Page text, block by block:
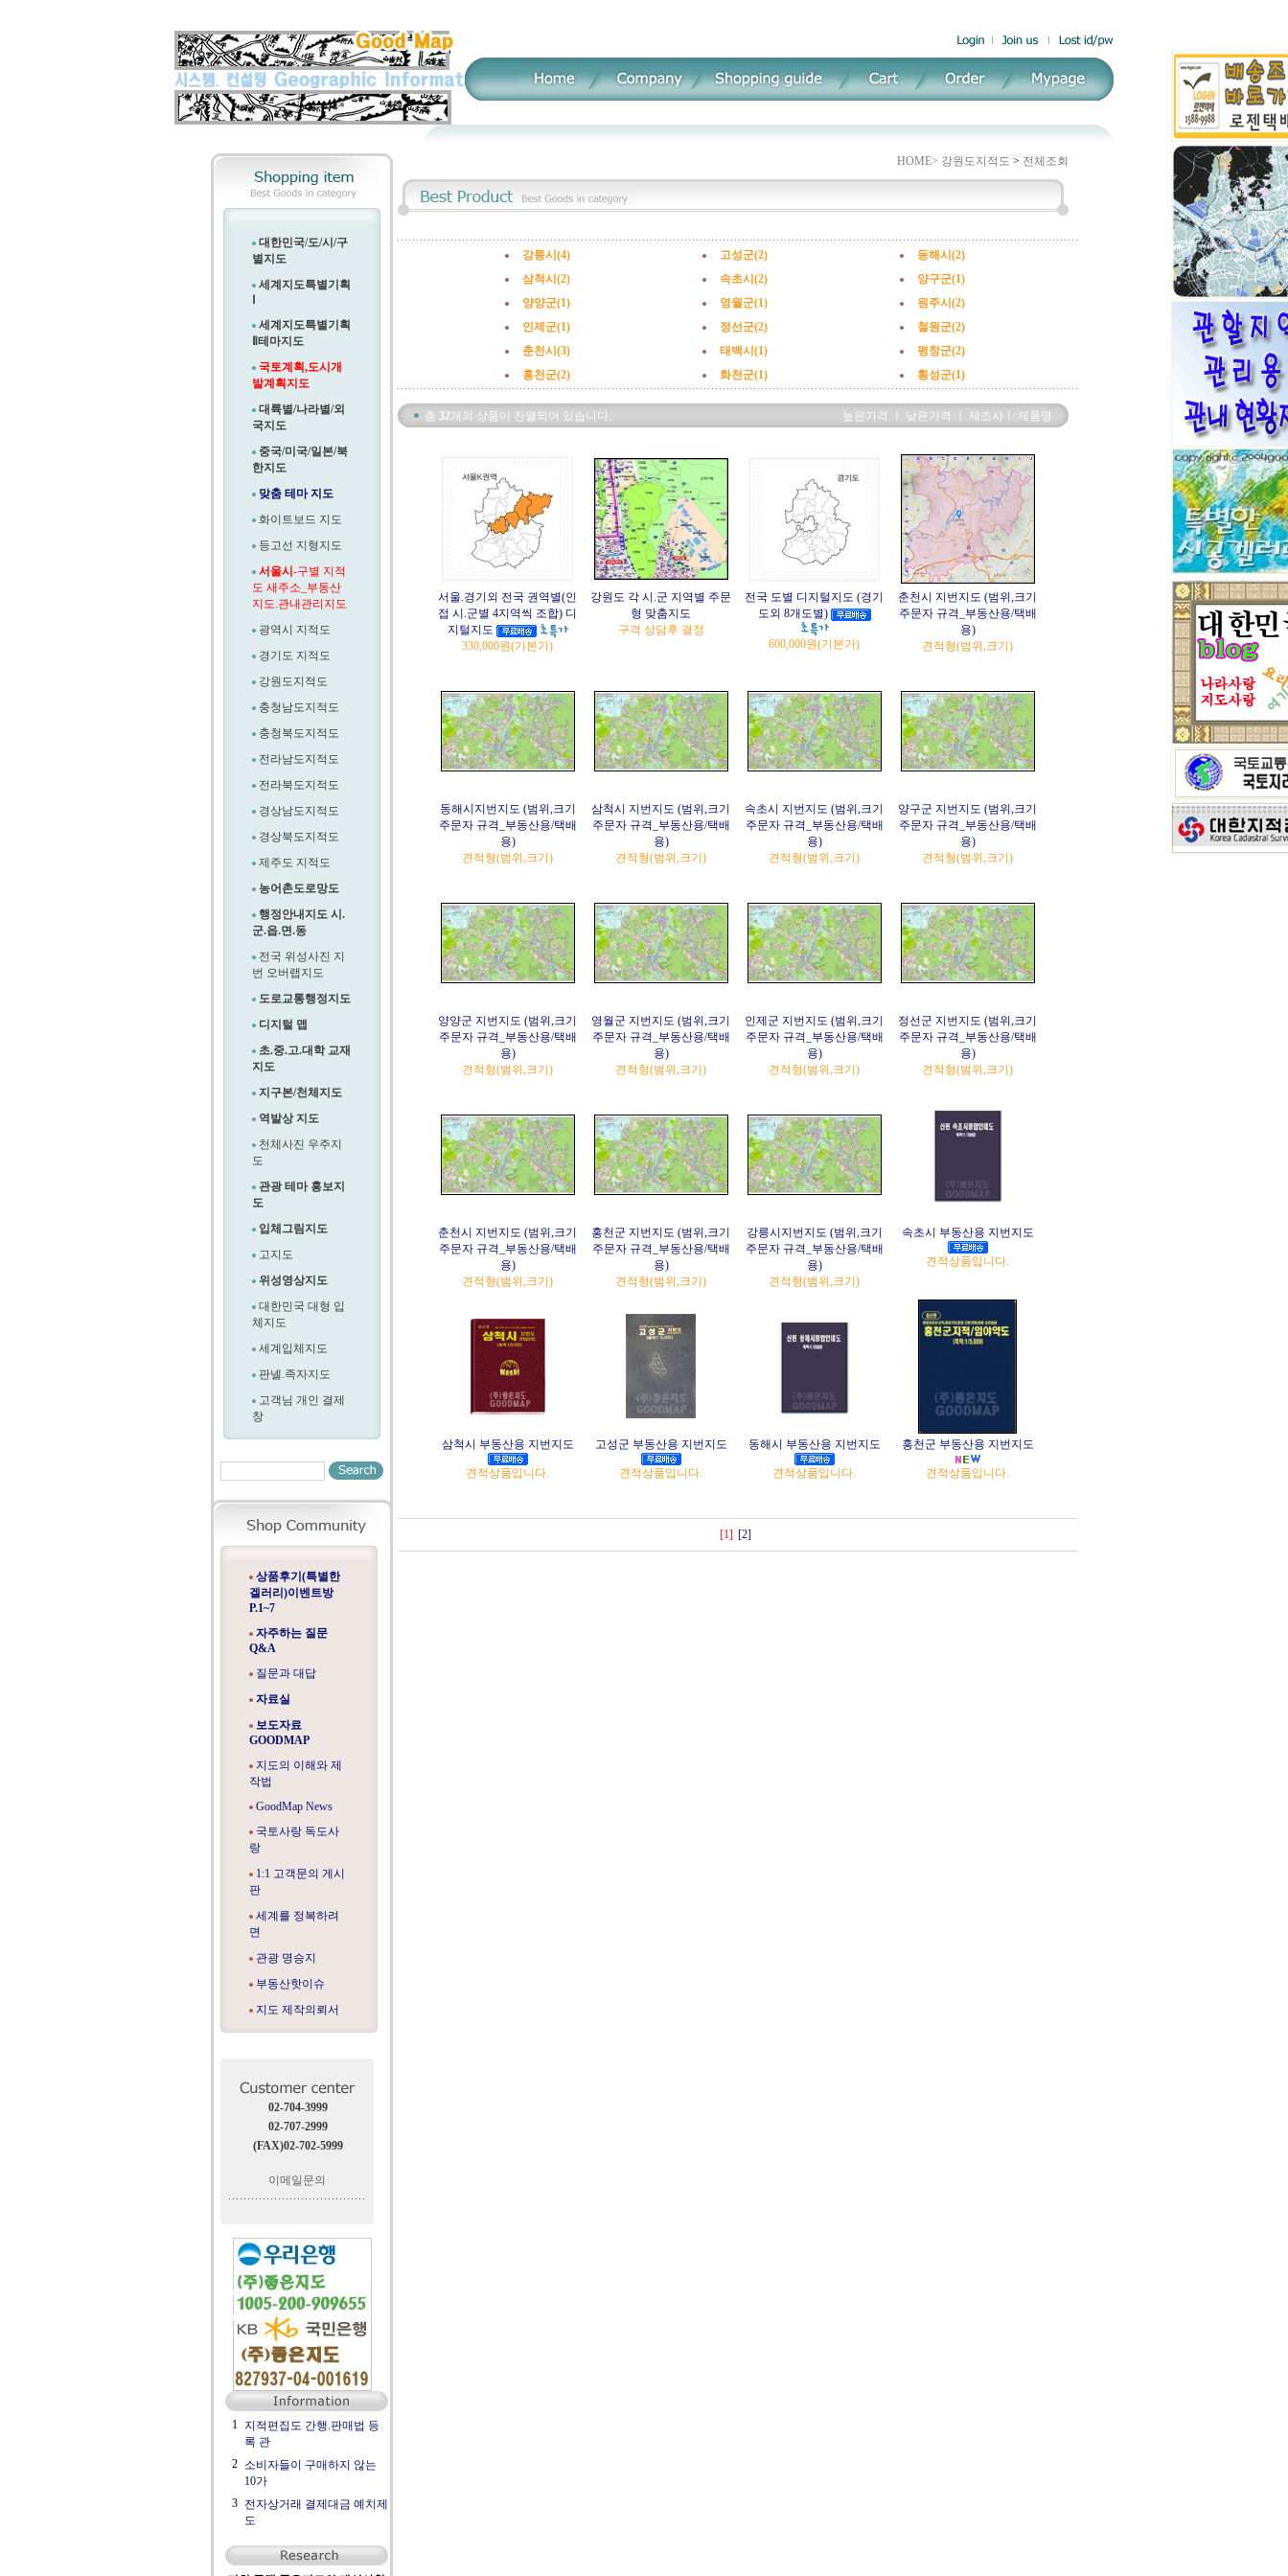
대한민국/도/시/구
별지도
세계지도특별기획
세계지도특별기획
테마지도
국토계획,도시개
발계획지도
대륙별/나라별/외
국지도
중국/미국/일본/북
한지도
맞춤 테마 지도
화이트보드 지도
등고선 지형지도
서울시 -구별 지적
도 새주소_부동산
지도.관내관리지도
광역시 지적도
경기도 지적도
강원도지적도
충청남도지적도
충청북도지적도
전라남도지적도
전라북도지적도
경상남도지적도
경상북도지적도
제주도 지적도
농어촌도로망도
행정안내지도 시.
군.읍.면.동
전국 위성사진 지
번 오버랩지도
도로교통행정지도
디지털 맵
초.중.고.대학 교재
지도
지구본/천체지도
역발상 지도
천체사진 우주지
도
관광 테마 홍보지
도
입체그림지도
고지도
위성영상지도
대한민국 대형 입
체지도
세계입체지도
판넬.족자지도
고객님 개인 결제
창
상품후기(특별한
겔러리)이벤트방
P.1~7
자주하는 질문
Q&A
질문과 대답
자료실
보도자료
GOODMAP
지도의 이해와 제
작법
GoodMap News
국토사랑 독도사
랑
1:1 고객문의 게시
판
세계를 정복하려
면
관광 명승지
부동산핫이슈
지도 제작의뢰서
02-704-3999
02-707-2999
(FAX)02-702-5999
이메일문의
1
지적편집도 간행.판매법 등
록 관
2
소비자들이 구매하지 않는
10가
3
전자상거래 결제대금 예치제
도
HOME> 강원도지적도 > 전체조회
강릉시(4) 고성군(2)
동해시(2)
삼척시(2)
속초시(2)
양구군(1)
양양군(1)
영월군(1)
원주시(2)
인제군(1)
정선군(2)
철원군(2)
춘천시(3)
태백시(1)
평창군(2)
홍천군(2)
화천군(1) 횡성군(1)
총 32개의 상품이 진열되어 있습니다. 높은가격 낮은가격 제조사 제품명
서울.경기외 전국 권역별(인
접 시.군별 4지역씩 조합) 디
지털지도
330,000원(기본가)
강원도 각 시.군 지역별 주문
형 맞춤지도
구격 상담후 결정
전국 도별 디지털지도 (경기
도외 8개도별)
600,000원(기본가)
춘천시 지번지도 (범위,크기
주문자 규격_부동산용/택배
용)
견적형(범위,크기)
동해시지번지도 (범위,크기
주문자 규격_부동산용/택배
용)
견적형(범위,크기)
삼척시 지번지도 (범위,크기
주문자 규격_부동산용/택배
용)
견적형(범위,크기)
속초시 지번지도 (범위,크기
주문자 규격_부동산용/택배
용)
견적형(범위,크기)
양구군 지번지도 (범위,크기
주문자 규격_부동산용/택배
용)
견적형(범위,크기)
양양군 지번지도 (범위,크기
주문자 규격_부동산용/택배
용)
견적형(범위,크기)
영월군 지번지도 (범위,크기
주문자 규격_부동산용/택배
용)
견적형(범위,크기)
인제군 지번지도 (범위,크기
주문자 규격_부동산용/택배
용)
견적형(범위,크기)
정선군 지번지도 (범위,크기
주문자 규격_부동산용/택배
용)
견적형(범위,크기)
춘천시 지번지도 (범위,크기
주문자 규격_부동산용/택배
용)
견적형(범위,크기)
홍천군 지번지도 (범위,크기
주문자 규격_부동산용/택배
용)
견적형(범위,크기)
강릉시지번지도 (범위,크기
주문자 규격_부동산용/택배
용)
견적형(범위,크기)
속초시 부동산용 지번지도
견적상품입니다.
삼척시 부동산용 지번지도
견적상품입니다.
고성군 부동산용 지번지도
견적상품입니다.
동해시 부동산용 지번지도
견적상품입니다.
홍천군 부동산용 지번지도
견적상품입니다.
[1] [2]